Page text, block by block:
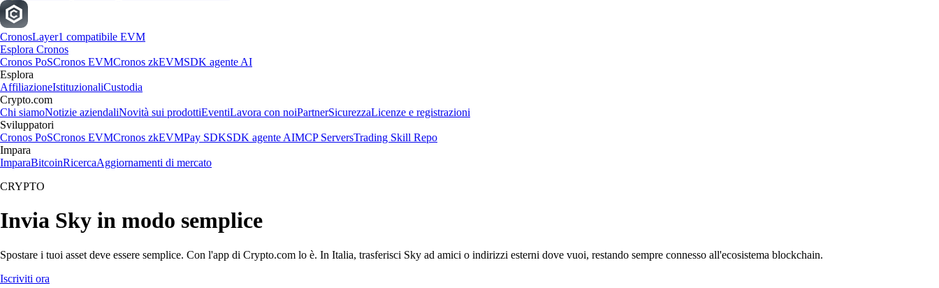
CronosLayer1 compatibile EVM
Esplora Cronos
Cronos PoSCronos EVMCronos zkEVMSDK agente AI
Esplora
AffiliazioneIstituzionaliCustodia
Crypto.com
Chi siamoNotizie aziendaliNovità sui prodottiEventiLavora con noiPartnerSicurezzaLicenze e registrazioni
Sviluppatori
Cronos PoSCronos EVMCronos zkEVMPay SDKSDK agente AIMCP ServersTrading Skill Repo
Impara
ImparaBitcoinRicercaAggiornamenti di mercato
CRYPTO
Invia Sky in modo semplice
Spostare i tuoi asset deve essere semplice. Con l'app di Crypto.com lo è. In Italia, trasferisci Sky ad amici o indirizzi esterni dove vuoi, restando sempre connesso all'ecosistema blockchain.
Iscriviti ora